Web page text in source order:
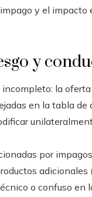
y el
y
la
en la tabla
por
o confuso